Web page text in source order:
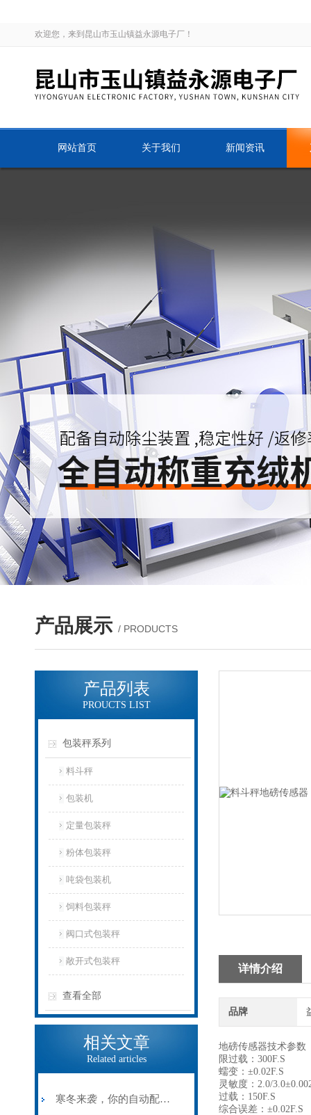
欢迎您，来到昆山市玉山镇益永源电子厂！
网站首页 关于我们 新闻资讯
产品展示 / PRODUCTS
产品列表
PROUCTS LIST
包装秤系列
料斗秤
包装机
定量包装秤
粉体包装秤
吨袋包装机
饲料包装秤
阀口式包装秤
敞开式包装秤
查看全部
相关文章
Related articles
寒冬来袭，你的自动配料系统做好保养了吗？
详情介绍
品牌
地磅传感器技术参数
限过载：300F.S
蠕变：±0.02F.S
灵敏度：2.0/
过载：150F.S
综合误差：±0.02F.S